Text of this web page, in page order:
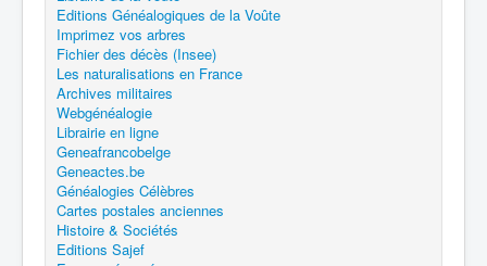
Editions Généalogiques de la Voûte
Imprimez vos arbres
Fichier des décès (Insee)
Les naturalisations en France
Archives militaires
Webgénéalogie
Librairie en ligne
Geneafrancobelge
Geneactes.be
Généalogies Célèbres
Cartes postales anciennes
Histoire & Sociétés
Editions Sajef